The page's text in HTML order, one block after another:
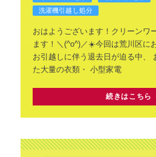
洗濯機引越し処分
おはようございます！クリーンワ
ます！＼(^o^)／☀️今回は荒川区に
お引越しに伴う退去日が迫る中、
た大量の衣類・ 小型家電
続きはこちら